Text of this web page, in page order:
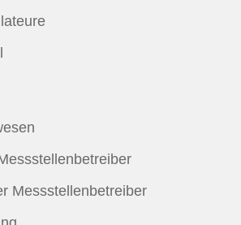
Messstellenbetreiber